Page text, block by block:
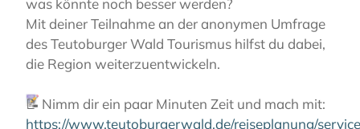
Lieblingsplätze
was könnte noch besser werden?
Mit deiner Teilnahme an der anonymen Umfrage
des Teutoburger Wald Tourismus hilfst du dabei,
die Region weiterzuentwickeln.
📝 Nimm dir ein paar Minuten Zeit und mach mit:
https://www.teutoburgerwald.de/reiseplanung/